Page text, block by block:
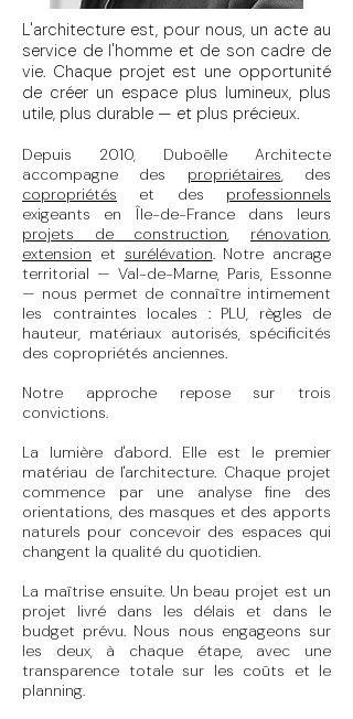
L'architecture est, pour nous, un acte au
service de l'homme et de son cadre de
vie. Chaque projet est une opportunité
de créer un espace plus lumineux, plus
utile, plus durable — et plus précieux.
Depuis 2010, Duboëlle Architecte
accompagne des propriétaires, des
copropriétés et des professionnels
exigeants en Île-de-France dans leurs
projets de construction, rénovation,
extension et surélévation. Notre ancrage
territorial — Val-de-Marne, Paris, Essonne
— nous permet de connaître intimement
les contraintes locales : PLU, règles de
hauteur, matériaux autorisés, spécificités
des copropriétés anciennes.
Notre approche repose sur trois
convictions.
La lumière d'abord. Elle est le premier
matériau de l'architecture. Chaque projet
commence par une analyse fine des
orientations, des masques et des apports
naturels pour concevoir des espaces qui
changent la qualité du quotidien.
La maîtrise ensuite. Un beau projet est un
projet livré dans les délais et dans le
budget prévu. Nous nous engageons sur
les deux, à chaque étape, avec une
transparence totale sur les coûts et le
planning.